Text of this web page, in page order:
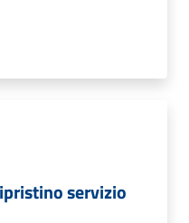
servizio